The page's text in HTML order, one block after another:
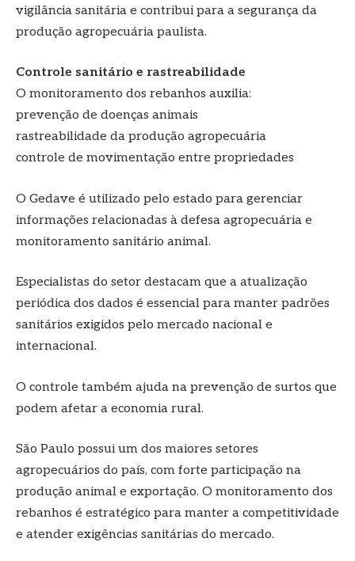
vigilância sanitária e contribui para a segurança da
produção agropecuária paulista.
Controle sanitário e rastreabilidade
O monitoramento dos rebanhos auxilia:
prevenção de doenças animais
rastreabilidade da produção agropecuária
controle de movimentação entre propriedades
O Gedave é utilizado pelo estado para gerenciar
informações relacionadas à defesa agropecuária e
monitoramento sanitário animal.
Especialistas do setor destacam que a atualização
periódica dos dados é essencial para manter padrões
sanitários exigidos pelo mercado nacional e
internacional.
O controle também ajuda na prevenção de surtos que
podem afetar a economia rural.
São Paulo possui um dos maiores setores
agropecuários do país, com forte participação na
produção animal e exportação. O monitoramento dos
rebanhos é estratégico para manter a competitividade
e atender exigências sanitárias do mercado.